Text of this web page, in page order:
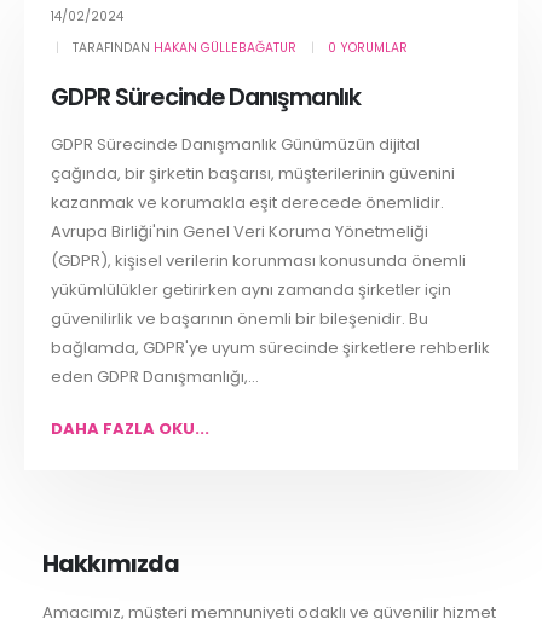
14/02/2024
TARAFINDAN HAKAN GÜLLEBAĞATUR 0 YORUMLAR
GDPR Sürecinde Danışmanlık
GDPR Sürecinde Danışmanlık Günümüzün dijital
çağında, bir şirketin başarısı, müşterilerinin güvenini
kazanmak ve korumakla eşit derecede önemlidir.
Avrupa Birliği'nin Genel Veri Koruma Yönetmeliği
(GDPR), kişisel verilerin korunması konusunda önemli
yükümlülükler getirirken aynı zamanda şirketler için
güvenilirlik ve başarının önemli bir bileşenidir. Bu
bağlamda, GDPR'ye uyum sürecinde şirketlere rehberlik
eden GDPR Danışmanlığı,...
DAHA FAZLA OKU...
Hakkımızda
Amacımız, müşteri memnuniyeti odaklı ve güvenilir hizmet